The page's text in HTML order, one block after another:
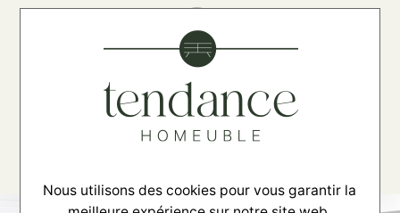
☰
Nous utilisons des cookies pour vous garantir la